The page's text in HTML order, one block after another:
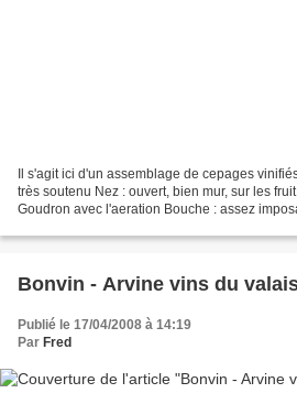
Il s'agit ici d'un assemblage de cepages
très soutenu Nez : ouvert, bien mur, sur les
Goudron avec l'aeration Bouche : assez
Bonvin - Arvine vins du
Publié le 17/04/2008 à 14:19
Par Fred